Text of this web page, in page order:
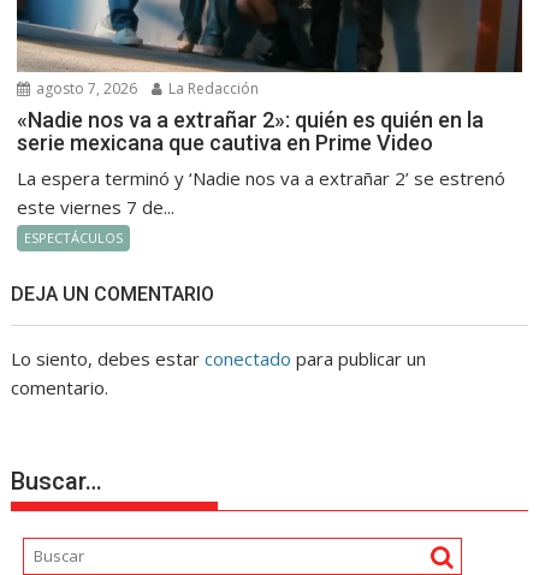
agosto 7, 2026 La Redacción
«Nadie nos va a extrañar 2»: quién es quién en la
serie mexicana que cautiva en Prime Video
La espera terminó y ‘Nadie nos va a extrañar 2’ se estrenó
este viernes 7 de...
ESPECTÁCULOS
DEJA UN COMENTARIO
Lo siento, debes estarconectado para publicar un
comentario.
Buscar…